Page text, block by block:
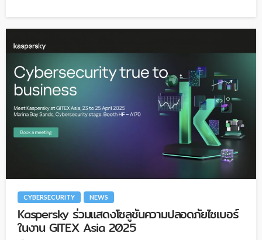
CYBERSECURITY NEWS
Kaspersky ร่วมแสดงโซลูชันความปลอดภัยไซเบอร์
ในงาน GITEX Asia 2025